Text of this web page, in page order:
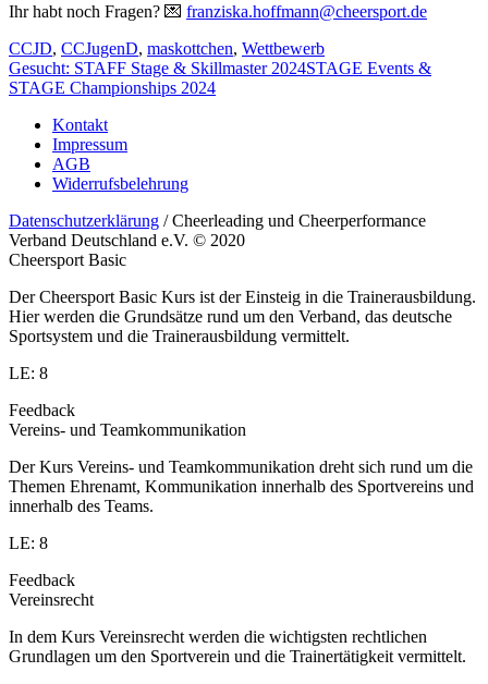
Ihr habt noch Fragen? 💌 franziska.hoffmann@cheersport.de
CCJD, CCJugenD, maskottchen, Wettbewerb
Gesucht: STAFF Stage & Skillmaster 2024STAGE Events &
STAGE Championships 2024
Kontakt
Impressum
AGB
Widerrufsbelehrung
Datenschutzerklärung / Cheerleading und Cheerperformance
Verband Deutschland e.V. © 2020
Cheersport Basic
Der Cheersport Basic Kurs ist der Einsteig in die Trainerausbildung.
Hier werden die Grundsätze rund um den Verband, das deutsche
Sportsystem und die Trainerausbildung vermittelt.
LE: 8
Feedback
Vereins- und Teamkommunikation
Der Kurs Vereins- und Teamkommunikation dreht sich rund um die
Themen Ehrenamt, Kommunikation innerhalb des Sportvereins und
innerhalb des Teams.
LE: 8
Feedback
Vereinsrecht
In dem Kurs Vereinsrecht werden die wichtigsten rechtlichen
Grundlagen um den Sportverein und die Trainertätigkeit vermittelt.